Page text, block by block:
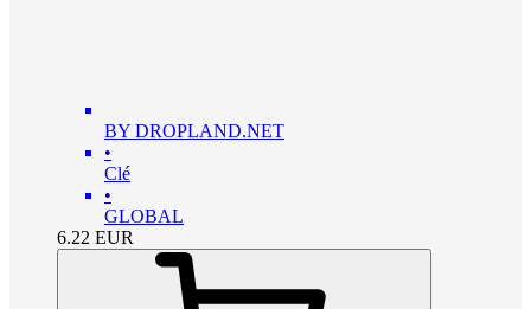
BY DROPLAND.NET
•
Clé
•
GLOBAL
6.22 EUR